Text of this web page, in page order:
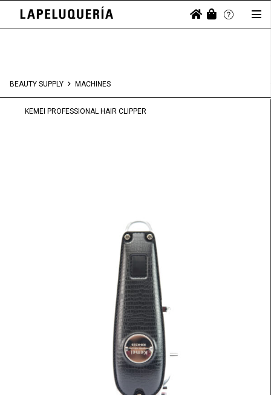
BEAUTY SUPPLY MACHINES
KEMEI PROFESSIONAL HAIR CLIPPER